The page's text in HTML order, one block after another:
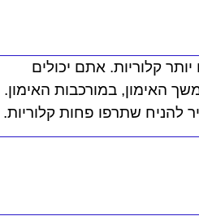
קלוריות. אתם יכולים
האימון, במשך האימון, במורכבות האימון.
להניח שתרפו פחות קלוריות.